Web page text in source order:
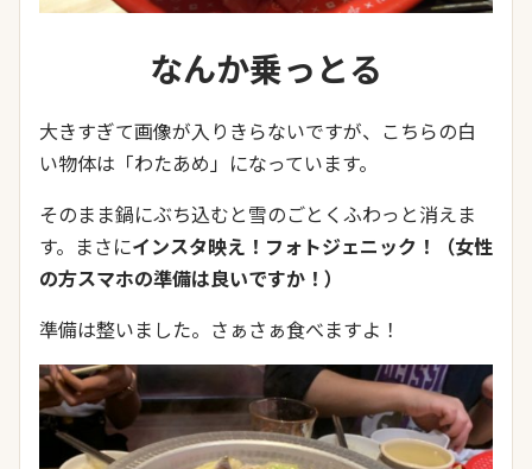
なんか乗っとる
大きすぎて画像が入りきらないですが、こちらの白
い物体は「わたあめ」になっています。
そのまま鍋にぶち込むと雪のごとくふわっと消えま
す。まさにインスタ映え！フォトジェニック！（女性
の方スマホの準備は良いですか！）
準備は整いました。さぁさぁ食べますよ！